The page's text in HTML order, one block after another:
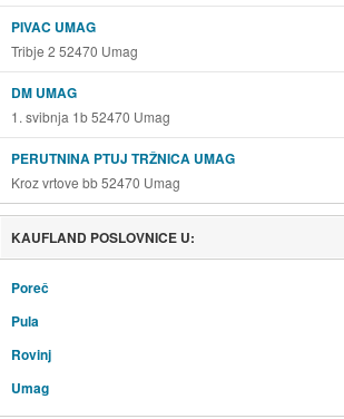
PIVAC UMAG
Tribje 2 52470 Umag
DM UMAG
1. svibnja 1b 52470 Umag
PERUTNINA PTUJ TRŽNICA UMAG
Kroz vrtove bb 52470 Umag
KAUFLAND POSLOVNICE U:
Poreč
Pula
Rovinj
Umag